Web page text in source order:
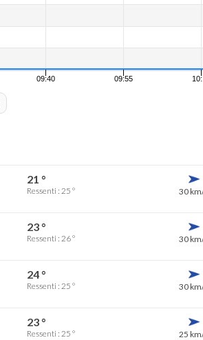
09:40 09:55
21 °
Ressenti : 25 ° 30
23 °
Ressenti : 26 ° 30
24 °
Ressenti : 25 ° 30
23 °
Ressenti : 25 ° 25